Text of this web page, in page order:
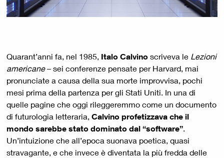
Quarant’anni fa, nel 1985, Italo Calvino scriveva le Lezioni
americane– sei conferenze pensate per Harvard, mai
pronunciate a causa della sua morte improvvisa, pochi
mesi prima della partenza per gli Stati Uniti. In una di
quelle pagine che oggi rileggeremmo come un documento
di futurologia letteraria, Calvino profetizzava che il
mondo sarebbe stato dominato dal “software”.
Un’intuizione che all’epoca suonava poetica, quasi
stravagante, e che invece è diventata la più fredda delle